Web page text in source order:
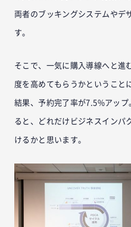
両者のブッキングシステムやデ
す。
そこで、一気に購入導線へと進
度を高めてもらうかということ
結果、予約完了率が7.5%アッ
ると、どれだけビジネスインパ
けるかと思います。